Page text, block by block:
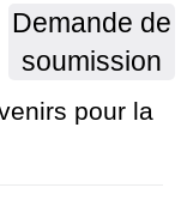
Demande de
soumission
pour la